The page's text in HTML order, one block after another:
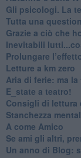
​Gli psicologi. La
​Tutta una
​Grazie a ciò che
​Inevitabili
Prolungare
​Letture a km zero
​Aria di ferie: ma
​E_state a teatro!
​Consigli di lettura
​Stanchezza
​A come Amico
​Se ami gli altri,
​Un anno di Blog: